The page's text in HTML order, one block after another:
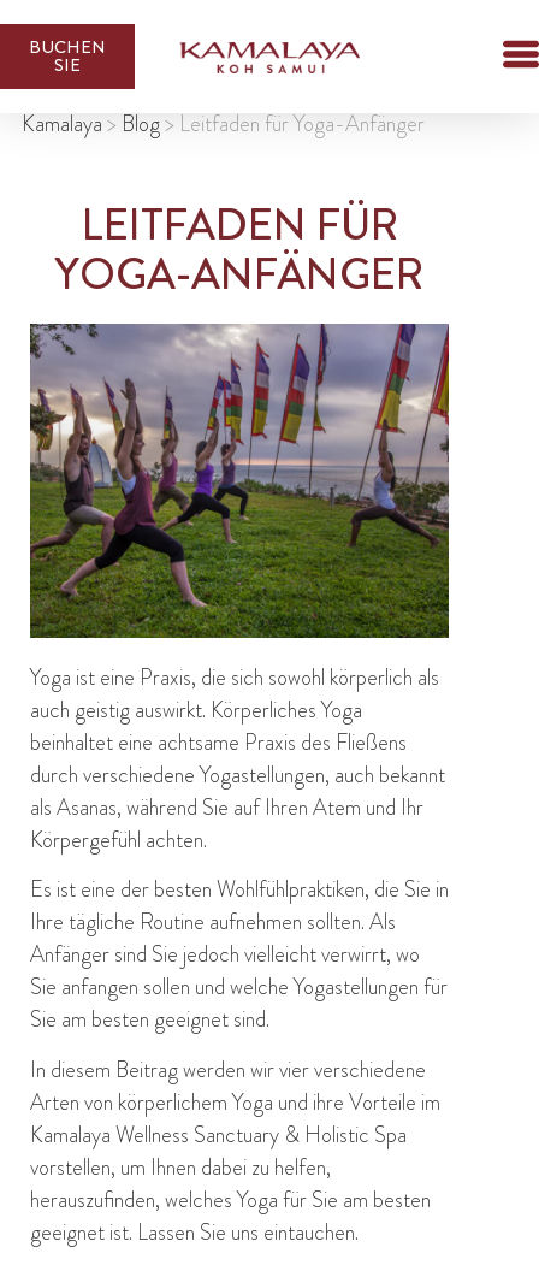
BUCHEN
SIE
Kamalaya> Blog> Leitfaden für Yoga-Anfänger
LEITFADEN FÜR
YOGA-ANFÄNGER
Yoga ist eine Praxis, die sich sowohl körperlich als
auch geistig auswirkt. Körperliches Yoga
beinhaltet eine achtsame Praxis des Fließens
durch verschiedene Yogastellungen, auch bekannt
als Asanas, während Sie auf Ihren Atem und Ihr
Körpergefühl achten.
Es ist eine der besten Wohlfühlpraktiken, die Sie in
Ihre tägliche Routine aufnehmen sollten. Als
Anfänger sind Sie jedoch vielleicht verwirrt, wo
Sie anfangen sollen und welche Yogastellungen für
Sie am besten geeignet sind.
In diesem Beitrag werden wir vier verschiedene
Arten von körperlichem Yoga und ihre Vorteile im
Kamalaya Wellness Sanctuary & Holistic Spa
vorstellen, um Ihnen dabei zu helfen,
herauszufinden, welches Yoga für Sie am besten
geeignet ist. Lassen Sie uns eintauchen.